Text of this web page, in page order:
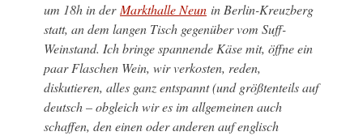
um 18h in derMarkthalle Neun in Berlin-Kreuzberg
statt, an dem langen Tisch gegenüber vom Suff-
Weinstand. Ich bringe spannende Käse mit, öffne ein
paar Flaschen Wein, wir verkosten, reden,
diskutieren, alles ganz entspannt (und größtenteils auf
deutsch – obgleich wir es im allgemeinen auch
schaffen, den einen oder anderen auf englisch